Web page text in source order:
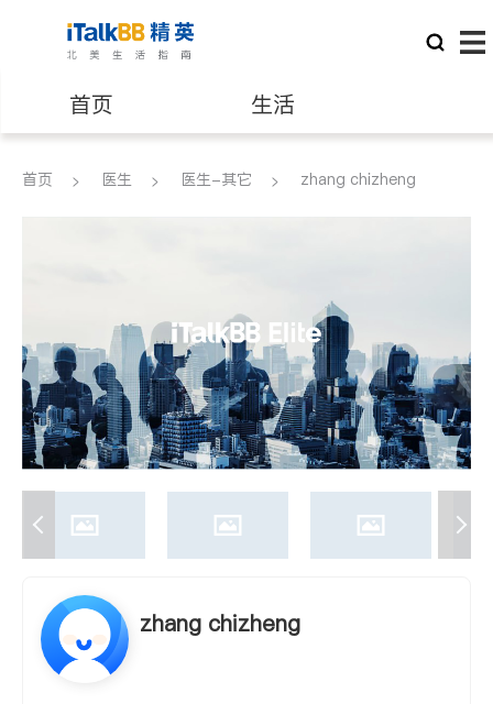
首页 生活
医生 律师
养老 非盈利组织
首页 医生 医生-其它 zhang chizheng
zhang chizheng